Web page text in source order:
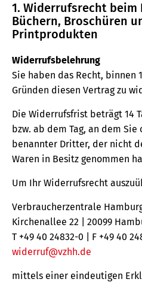
1. Widerrufsrecht
Büchern, Broschüren
Printprodukten
Widerrufsbelehrung
Sie haben das Recht, binnen
Gründen diesen Vertrag zu
Die Widerrufsfrist beträgt 14
bzw. ab dem Tag, an dem
benannter Dritter, der nicht
Waren in Besitz genommen
Um Ihr Widerrufsrecht
Verbraucherzentrale
Kirchenallee 22 | 20099
T +49 40 24832-0 | F +49 40
widerruf@vzhh.de
mittels einer eindeutigen